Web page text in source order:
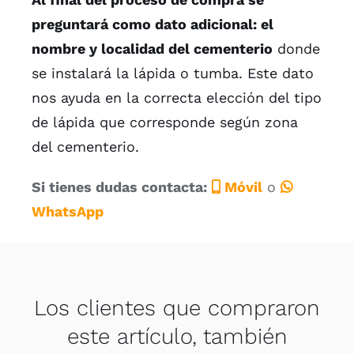
preguntará como dato adicional: el
nombre y localidad del cementeriodonde
se instalará la lápida o tumba. Este dato
nos ayuda en la correcta elección del tipo
de lápida que corresponde según zona
del cementerio.
Si tienes dudas contacta: Móvilo
WhatsApp
Los clientes que compraron
este artículo, también